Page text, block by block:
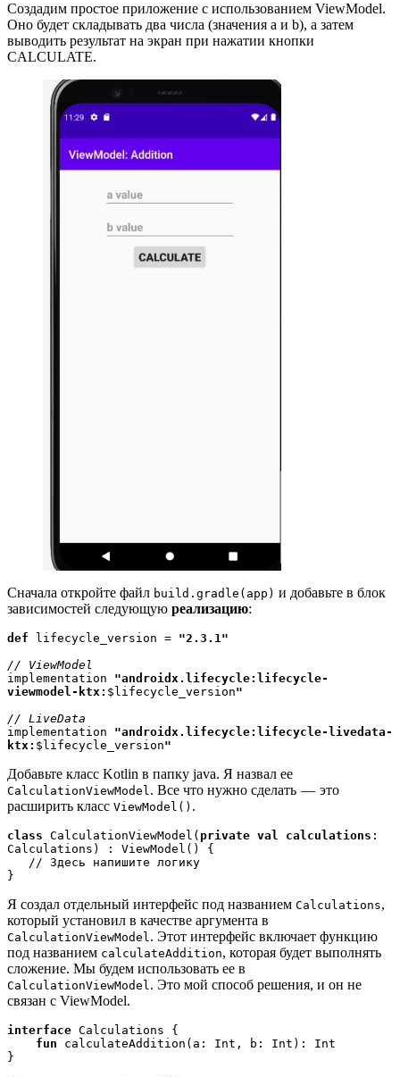
Создадим простое приложение с использованием ViewModel.
Оно будет складывать два числа (значения a и b), а затем
выводить результат на экран при нажатии кнопки
CALCULATE.
Сначала откройте файл build.gradle(app) и добавьте в блок
зависимостей следующую реализацию:
def lifecycle_version = "2.3.1"
implementation "androidx.lifecycle:lifecycle-
viewmodel-ktx: $lifecycle_version"
implementation "androidx.lifecycle:lifecycle-livedata-
ktx: $lifecycle_version"
Добавьте класс Kotlin в папку java. Я назвал ее
CalculationViewModel. Все что нужно сделать — это
расширить класс ViewModel() .
class CalculationViewModel( private val calculations :
Calculations) : ViewModel() {
   // Здесь напишите логику
}
Я создал отдельный интерфейс под названием Calculations,
который установил в качестве аргумента в
CalculationViewModel. Этот интерфейс включает функцию
под названием calculateAddition, которая будет выполнять
сложение. Мы будем использовать ее в
CalculationViewModel. Это мой способ решения, и он не
связан с ViewModel.
interface Calculations {
fun calculateAddition(a: Int, b: Int): Int
}